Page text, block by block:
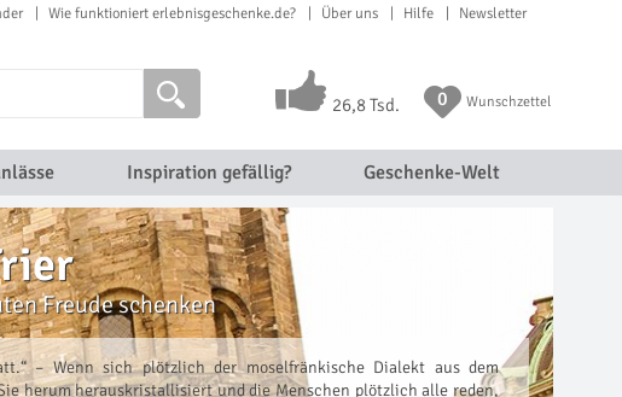
Wie funktioniert erlebnisgeschenke.de? Über uns Hilfe Newsletter
26,8 Tsd. 0 Wunschzettel
Inspiration gefällig? Geschenke-Welt
Freude schenken
– Wenn sich plötzlich der moselfränkische Dialekt aus dem
herum herauskristallisiert und die Menschen plötzlich alle reden,